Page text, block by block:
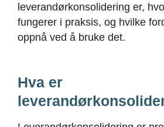
leverandørkonsolidering er,
fungerer i praksis, og hvilke
oppnå ved å bruke det.
Hva er